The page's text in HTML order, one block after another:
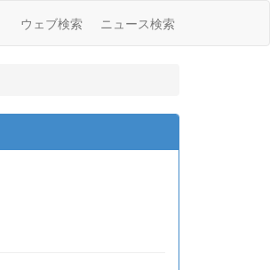
ウェブ検索 ニュース検索